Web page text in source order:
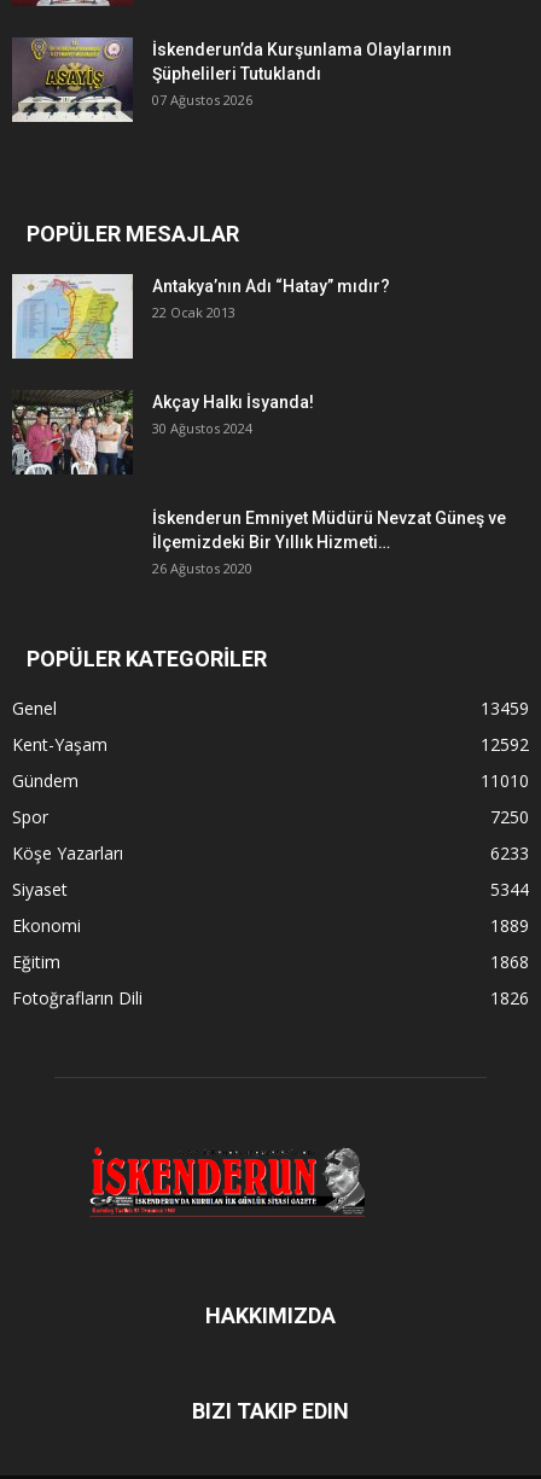
İskenderun’da Kurşunlama Olaylarının
Şüphelileri Tutuklandı
07 Ağustos 2026
POPÜLER MESAJLAR
Antakya’nın Adı “Hatay” mıdır?
22 Ocak 2013
Akçay Halkı İsyanda!
30 Ağustos 2024
İskenderun Emniyet Müdürü Nevzat Güneş ve
İlçemizdeki Bir Yıllık Hizmeti…
26 Ağustos 2020
POPÜLER KATEGORİLER
Genel
13459
Kent-Yaşam
12592
Gündem
11010
Spor
7250
Köşe Yazarları
6233
Siyaset
5344
Ekonomi
1889
Eğitim
1868
Fotoğrafların Dili
1826
HAKKIMIZDA
BIZI TAKIP EDIN